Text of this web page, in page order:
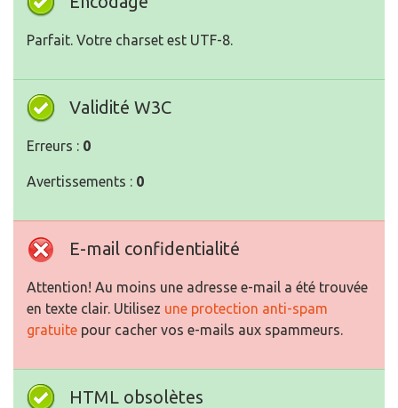
Parfait. Votre charset est UTF-8.
Validité W3C
Erreurs : 0
Avertissements : 0
E-mail confidentialité
Attention! Au moins une adresse e-mail a été trouvée
en texte clair. Utilisez une protection anti-spam
gratuite pour cacher vos e-mails aux spammeurs.
HTML obsolètes